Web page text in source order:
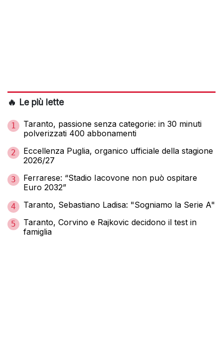
🔥 Le più lette
1
Taranto, passione senza categorie: in 30 minuti
polverizzati 400 abbonamenti
2
Eccellenza Puglia, organico ufficiale della stagione
2026/27
3
Ferrarese: “Stadio Iacovone non può ospitare
Euro 2032”
4 Taranto, Sebastiano Ladisa: "Sogniamo la Serie A"
5
Taranto, Corvino e Rajkovic decidono il test in
famiglia